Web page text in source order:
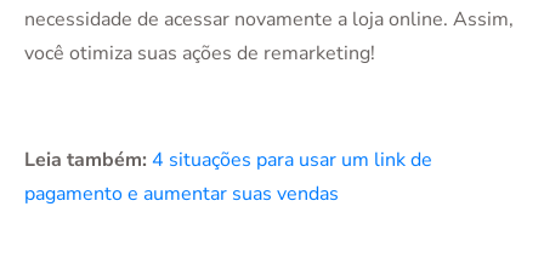
necessidade de acessar novamente a loja online. Assim,
você otimiza suas ações de remarketing!
Leia também: 4 situações para usar um link de
pagamento e aumentar suas vendas